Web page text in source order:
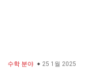
수학 분야 25 1월 2025